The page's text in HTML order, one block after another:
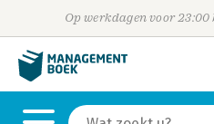
Op werkdagen voor